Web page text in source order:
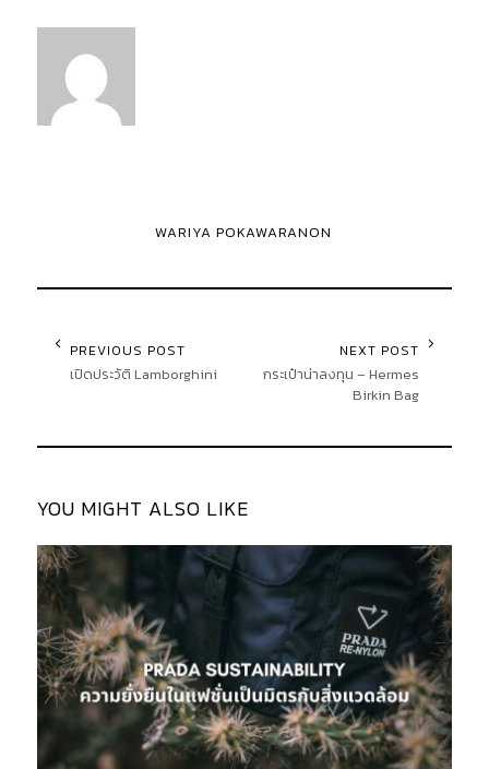
WARIYA POKAWARANON
PREVIOUS POST
เปิดประวัติ Lamborghini
NEXT POST
กระเป๋าน่าลงทุน – Hermes
Birkin Bag
YOU MIGHT ALSO LIKE